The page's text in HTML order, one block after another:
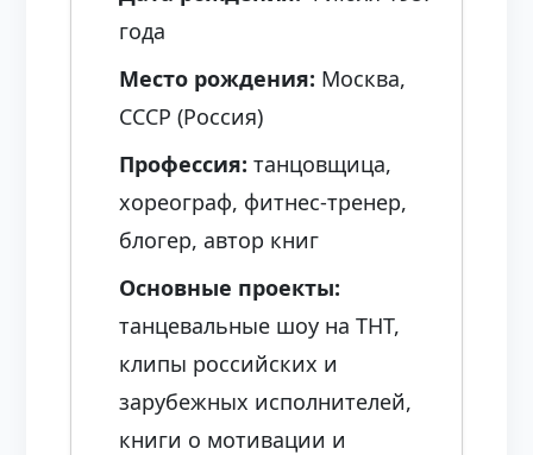
года
Место рождения: Москва,
СССР (Россия)
Профессия: танцовщица,
хореограф, фитнес‑тренер,
блогер, автор книг
Основные проекты:
танцевальные шоу на ТНТ,
клипы российских и
зарубежных исполнителей,
книги о мотивации и